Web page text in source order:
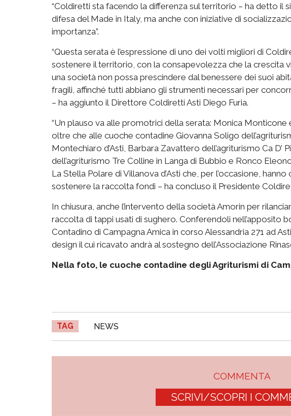
“Coldiretti sta facendo la differenza sul territorio – ha detto il
difesa del Made in Italy, ma anche con iniziative di
importanza”.
“Questa serata è l’espressione di uno dei volti migliori di
sostenere il territorio, con la consapevolezza che la crescita
una società non possa prescindere dal benessere dei suoi
fragili, affinché tutti abbiano gli strumenti necessari per
– ha aggiunto il Direttore Coldiretti Asti Diego Furia.
“Un plauso va alle promotrici della serata: Monica Monticone
oltre che alle cuoche contadine Giovanna Soligo
Montechiaro d’Asti, Barbara Zavattero dell’agriturismo Ca D’
dell’agriturismo Tre Colline in Langa di Bubbio e Ronco
La Stella Polare di Villanova d’Asti che, per l’occasione,
sostenere la raccolta fondi – ha concluso il Presidente
In chiusura, anche l’intervento della società Amorin per
raccolta di tappi usati di sughero. Conferendoli nell’apposito
Contadino di Campagna Amica in corso Alessandria 271 ad
design il cui ricavato andrà al sostegno dell’Associazione
Nella foto, le cuoche contadine degli Agriturismi di
TAG NEWS
COMMENTA
SCRIVI/SCOPRI I